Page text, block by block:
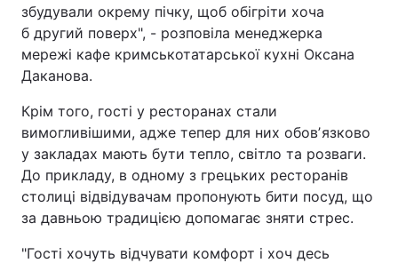
збудували окрему пічку, щоб обігріти хоча
б другий поверх", - розповіла менеджерка
мережі кафе кримськотатарської кухні Оксана
Даканова.
Крім того, гості у ресторанах стали
вимогливішими, адже тепер для них обовʼязково
у закладах мають бути тепло, світло та розваги.
До прикладу, в одному з грецьких ресторанів
столиці відвідувачам пропонують бити посуд, що
за давньою традицією допомагає зняти стрес.
"Гості хочуть відчувати комфорт і хоч десь